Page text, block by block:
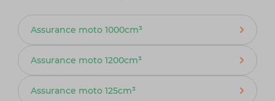
Assurance moto 1000cm³
Assurance moto 1200cm³
Assurance moto 125cm³